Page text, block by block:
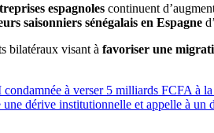
espagnoles continuent
saisonniers sénégalais en Espagne
bilatéraux visant à favoriser une
à verser 5 milliards FCFA à la
dérive institutionnelle et appelle à un